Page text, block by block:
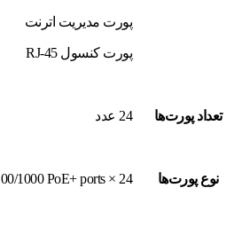
پورت مدیریت اترنت
پورت کنسول RJ-45
تعداد پورت‌ها 24 عدد
نوع پورت‌ها 24 × Ethernet 10/100/1000 PoE+ ports